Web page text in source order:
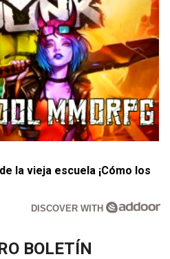
la vieja escuela ¡Cómo los
DISCOVER WITH
BOLETÍN